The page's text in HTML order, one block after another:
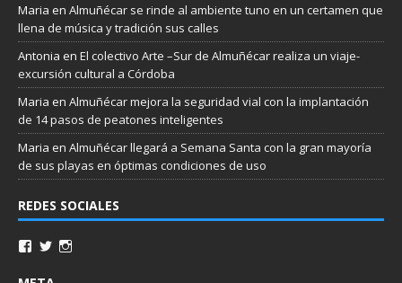
Maria en Almuñécar se rinde al ambiente tuno en un certamen que
llena de música y tradición sus calles
Antonia en El colectivo Arte –Sur de Almuñécar realiza un viaje-
excursión cultural a Córdoba
Maria en Almuñécar mejora la seguridad vial con la implantación
de 14 pasos de peatones inteligentes
Maria en Almuñécar llegará a Semana Santa con la gran mayoría
de sus playas en óptimas condiciones de uso
REDES SOCIALES